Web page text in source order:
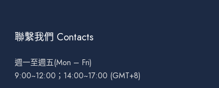
聯繫我們 Contacts
週一至週五(Mon – Fri)
9:00~12:00；14:00~17:00 (GMT+8)